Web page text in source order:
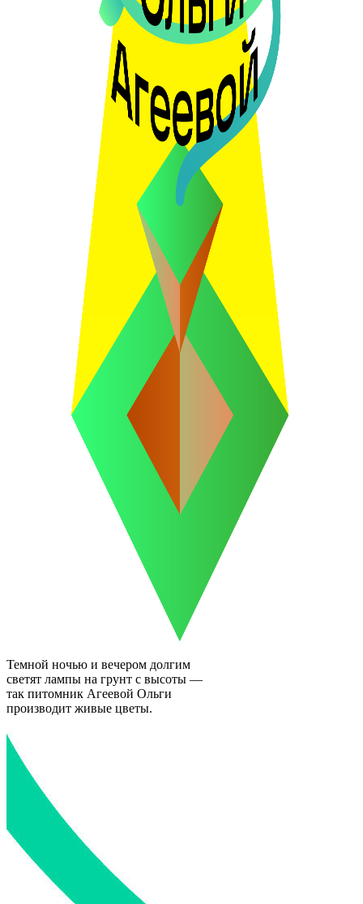
Темной ночью и вечером долгим
светят лампы на грунт с высоты —
так питомник Агеевой Ольги
производит живые цветы.